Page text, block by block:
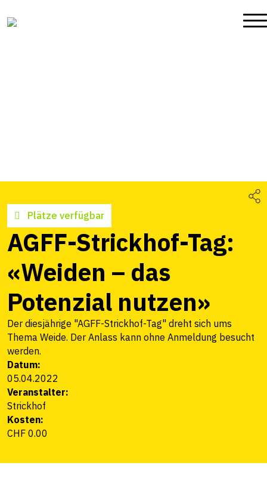
Plätze verfügbar
AGFF-Strickhof-Tag:
«Weiden – das
Potenzial nutzen»
Der diesjährige "AGFF-Strickhof-Tag" dreht sich ums
Thema Weide. Der Anlass kann ohne Anmeldung besucht
werden.
Datum:
05.04.2022
Veranstalter:
Strickhof
Kosten:
CHF 0.00